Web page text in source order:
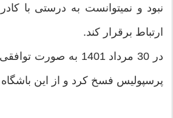
نبود و نمیتوانست به درستی با
ارتباط برقرار کند.
در 30 مرداد 1401 به
پرسپولیس فسخ کرد و از این